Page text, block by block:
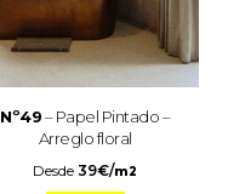
Nº49– Papel Pintado –
Arreglo floral
Desde39€/m2